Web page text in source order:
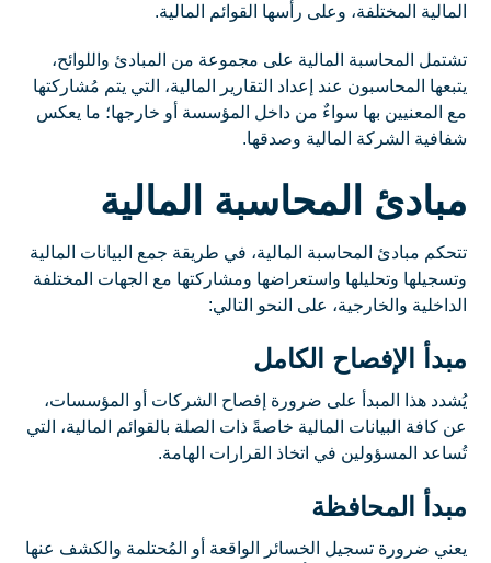
المالية المختلفة، وعلى رأسها القوائم المالية.
تشتمل المحاسبة المالية على مجموعة من المبادئ واللوائح،
يتبعها المحاسبون عند إعداد التقارير المالية، التي يتم مُشاركتها
مع المعنيين بها سواءٌ من داخل المؤسسة أو خارجها؛ ما يعكس
شفافية الشركة المالية وصدقها.
مبادئ المحاسبة المالية
تتحكم مبادئ المحاسبة المالية، في طريقة جمع البيانات المالية
وتسجيلها وتحليلها واستعراضها ومشاركتها مع الجهات المختلفة
الداخلية والخارجية، على النحو التالي:
مبدأ الإفصاح الكامل
يُشدد هذا المبدأ على ضرورة إفصاح الشركات أو المؤسسات،
عن كافة البيانات المالية خاصةً ذات الصلة بالقوائم المالية، التي
تُساعد المسؤولين في اتخاذ القرارات الهامة.
مبدأ المحافظة
يعني ضرورة تسجيل الخسائر الواقعة أو المُحتلمة والكشف عنها